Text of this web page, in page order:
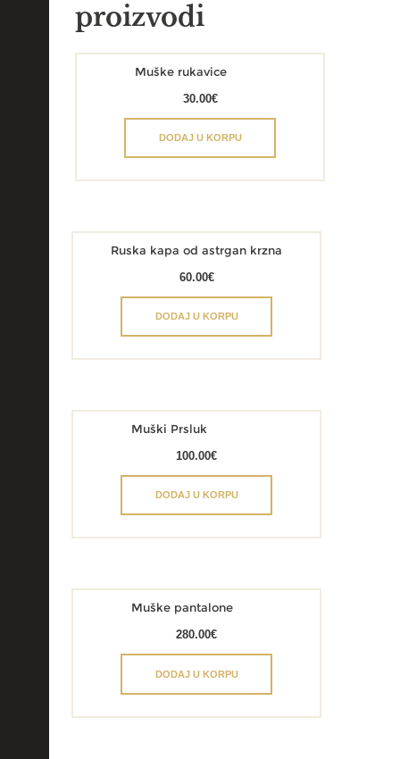
proizvodi
Muške rukavice
30.00€
DODAJ U KORPU
Ruska kapa od astrgan krzna
60.00€
DODAJ U KORPU
Muški Prsluk
100.00€
DODAJ U KORPU
Muške pantalone
280.00€
DODAJ U KORPU